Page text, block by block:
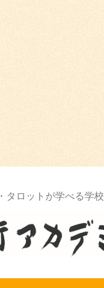
タロットが学べる学校